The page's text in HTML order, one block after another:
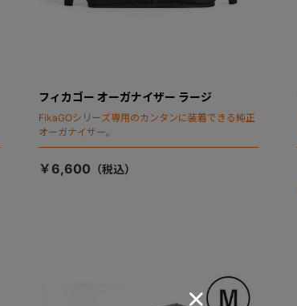
フィカゴー オーガナイザー ラージ
FikaGOシリーズ専用のカンタンに装着できる純正
オーガナイザー。
￥6,600